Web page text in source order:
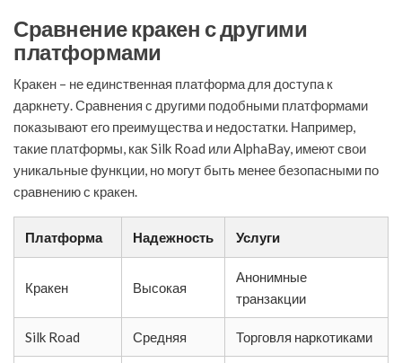
Сравнение кракен с другими
платформами
Кракен – не единственная платформа для доступа к
даркнету. Сравнения с другими подобными платформами
показывают его преимущества и недостатки. Например,
такие платформы, как Silk Road или AlphaBay, имеют свои
уникальные функции, но могут быть менее безопасными по
сравнению с кракен.
Платформа Надежность Услуги
Кракен Высокая
Анонимные
транзакции
Silk Road Средняя Торговля наркотиками